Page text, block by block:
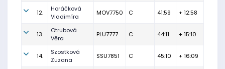
12.
Horáčková
Vladimíra
MOV7750 C 41:59 + 12:58
13.
Otrubová
Věra
PLU7777 C 44:11 + 15:10
14.
Szostková
Zuzana
SSU7851 C 45:10 + 16:09